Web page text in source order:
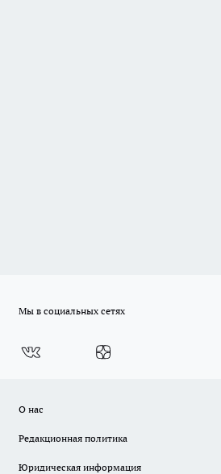
Мы в социальных сетях
О нас
Редакционная политика
Юридическая информация